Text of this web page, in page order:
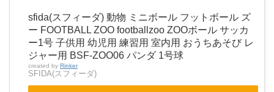
sfida(スフィーダ) 動物 ミニボール フットボール ズ
ー FOOTBALL ZOO footballzoo ZOOボール サッカ
ー1号 子供用 幼児用 練習用 室内用 おうちあそび レ
ジャー用 BSF-ZOO06 パンダ 1号球
created by Rinker
SFIDA(スフィーダ)